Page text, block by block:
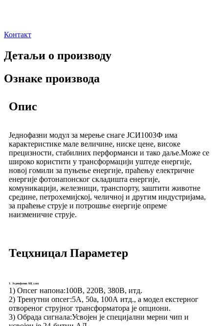
Контакт
Детаљи о производу
Ознаке производа
Опис
Једнофазни модул за мерење снаге ЈСИ1003Ф има
карактеристике мале величине, ниске цене, високе
прецизности, стабилних перформанси и тако даље.Може се
широко користити у трансформацији уштеде енергије,
новој гомили за пуњење енергије, праћењу електричне
енергије фотонапонског складишта енергије,
комуникацији, железници, транспорту, заштити животне
средине, петрохемијској, челичној и другим индустријама,
за праћење струје и потрошње енергије опреме
наизменичне струје.
Тецхницал Параметер
1. Једнофазни АЦ улаз
1) Опсег напона:100В, 220В, 380В, итд.
2) Тренутни опсег:5А, 50а, 100А итд., а модел екстерног
отвореног струјног трансформатора је опциони.
3) Обрада сигнала:Усвојен је специјални мерни чип и